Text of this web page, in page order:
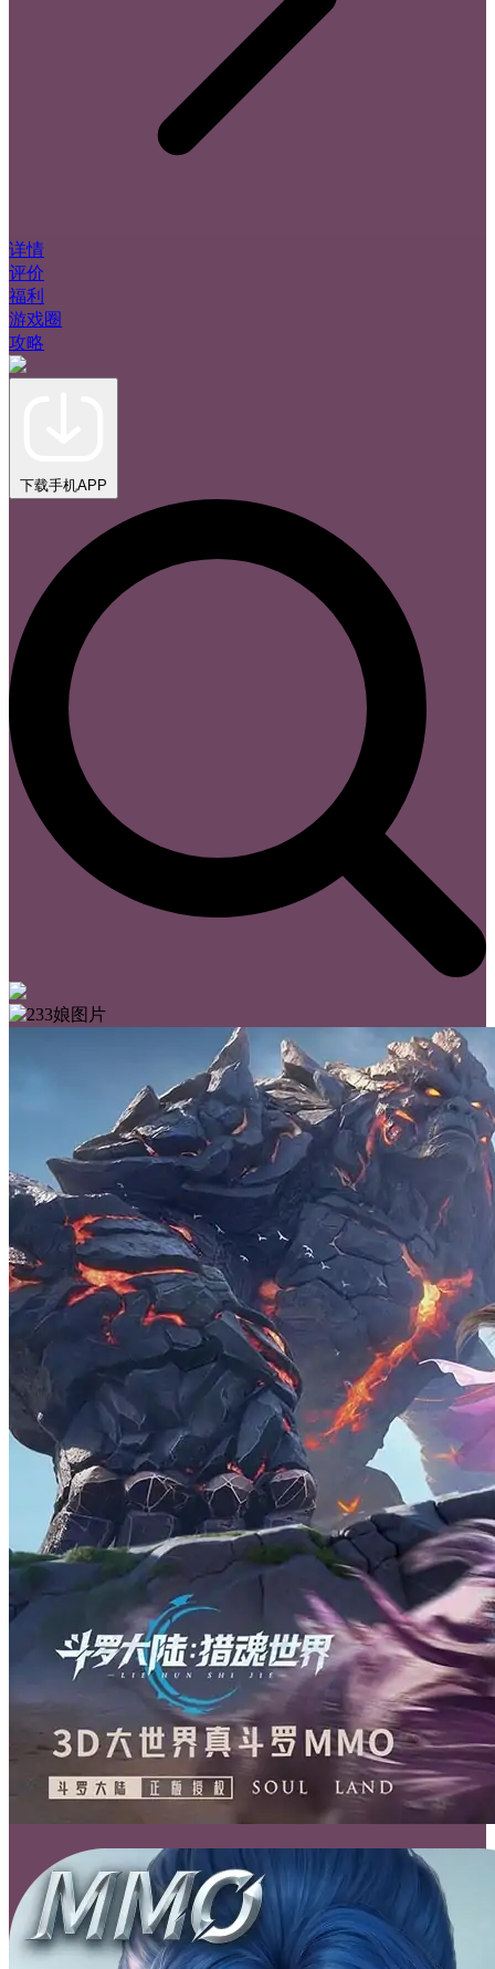
详情
评价
福利
游戏圈
攻略
下载手机APP